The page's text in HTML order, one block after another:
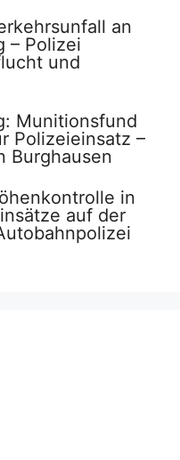
an
– Polizei
und
Munitionsfund
Polizeieinsatz –
Burghausen
in
auf der